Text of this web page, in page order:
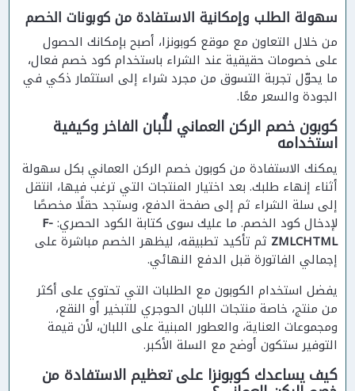
سهولة الطلب وإمكانية الاستفادة من كوبونات الخصم
من خلال التعاون مع موقع كوبونزا، أصبح بإمكانك الحصول
على خصومات حقيقية عند الشراء باستخدام كود خصم فعال،
ما يحوّل تجربة التسوق من مجرد شراء إلى استثمار ذكي في
الجودة والسعر معًا.
كوبون خصم الركن العماني للُّبان الفاخر وكيفية
استخدامه
يمكنك الاستفادة من كوبون خصم الركن العماني بكل سهولة
أثناء إنهاء طلبك. بعد اختيار المنتجات التي ترغب فيها، انتقل
إلى سلة الشراء ثم إلى صفحة الدفع، وستجد حقلًا مخصصًا
لإدخال كود الخصم. ما عليك سوى كتابة الكود الحصري:F-
ZMLCHTML ثم تأكيد تطبيقه، ليظهر الخصم مباشرة على
إجمالي الفاتورة قبل الدفع النهائي.
يفضل استخدام الكوبون مع الطلبات التي تحتوي على أكثر
من منتج، خاصة منتجات اللبان الحوجري للتبخير أو النقع،
ومجموعات العناية، والعطور المبنية على اللبان، لأن قيمة
التوفير ستكون أوضح مع السلة الأكبر.
كيف يساعدك كوبونزا على تعظيم الاستفادة من